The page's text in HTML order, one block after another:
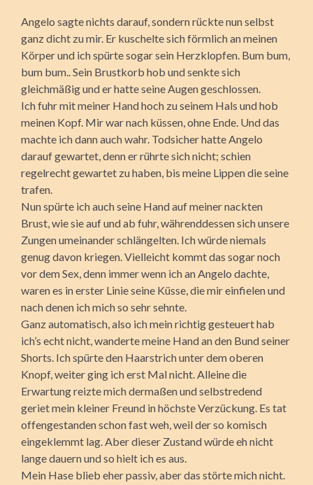
Angelo sagte nichts darauf, sondern rückte nun selbst
ganz dicht zu mir. Er kuschelte sich förmlich an meinen
Körper und ich spürte sogar sein Herzklopfen. Bum bum,
bum bum.. Sein Brustkorb hob und senkte sich
gleichmäßig und er hatte seine Augen geschlossen.
Ich fuhr mit meiner Hand hoch zu seinem Hals und hob
meinen Kopf. Mir war nach küssen, ohne Ende. Und das
machte ich dann auch wahr. Todsicher hatte Angelo
darauf gewartet, denn er rührte sich nicht; schien
regelrecht gewartet zu haben, bis meine Lippen die seine
trafen.
Nun spürte ich auch seine Hand auf meiner nackten
Brust, wie sie auf und ab fuhr, währenddessen sich unsere
Zungen umeinander schlängelten. Ich würde niemals
genug davon kriegen. Vielleicht kommt das sogar noch
vor dem Sex, denn immer wenn ich an Angelo dachte,
waren es in erster Linie seine Küsse, die mir einfielen und
nach denen ich mich so sehr sehnte.
Ganz automatisch, also ich mein richtig gesteuert hab
ich’s echt nicht, wanderte meine Hand an den Bund seiner
Shorts. Ich spürte den Haarstrich unter dem oberen
Knopf, weiter ging ich erst Mal nicht. Alleine die
Erwartung reizte mich dermaßen und selbstredend
geriet mein kleiner Freund in höchste Verzückung. Es tat
offengestanden schon fast weh, weil der so komisch
eingeklemmt lag. Aber dieser Zustand würde eh nicht
lange dauern und so hielt ich es aus.
Mein Hase blieb eher passiv, aber das störte mich nicht.